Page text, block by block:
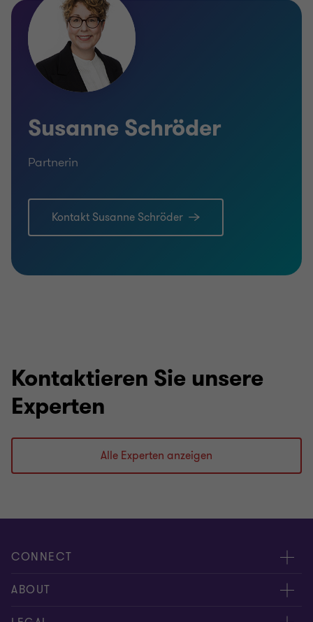
Susanne Schröder
Partnerin
Kontakt Susanne Schröder
Kontaktieren Sie unsere
Experten
Alle Experten anzeigen
CONNECT
Kontakt
Experten
ABOUT